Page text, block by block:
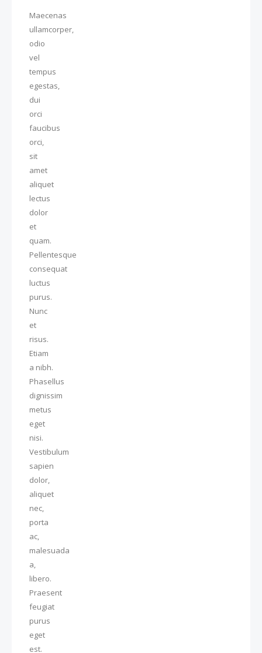
Maecenas
ullamcorper,
odio
vel
tempus
egestas,
dui
orci
faucibus
orci,
sit
amet
aliquet
lectus
dolor
et
quam.
Pellentesque
consequat
luctus
purus.
Nunc
et
risus.
Etiam
a nibh.
Phasellus
dignissim
metus
eget
nisi.
Vestibulum
sapien
dolor,
aliquet
nec,
porta
ac,
malesuada
a,
libero.
Praesent
feugiat
purus
eget
est.